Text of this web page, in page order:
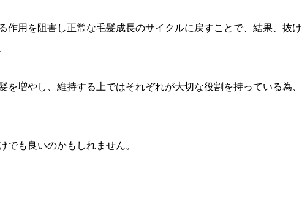
作用を阻害し正常な毛髪成長のサイクルに戻すことで、結果、抜け
を増やし、維持する上ではそれぞれが大切な役割を持っている為、
でも良いのかもしれません。